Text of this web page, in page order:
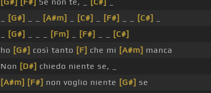
[G#] [A#m] [C#] [F#] [C#]
[G#] [Fm] [F#]
[C#]
ho [G#] così tanto [F] che mi [A#m] manca
Non [D#] chiedo niente se, _
[A#m] [F#] non voglio niente [G#] se